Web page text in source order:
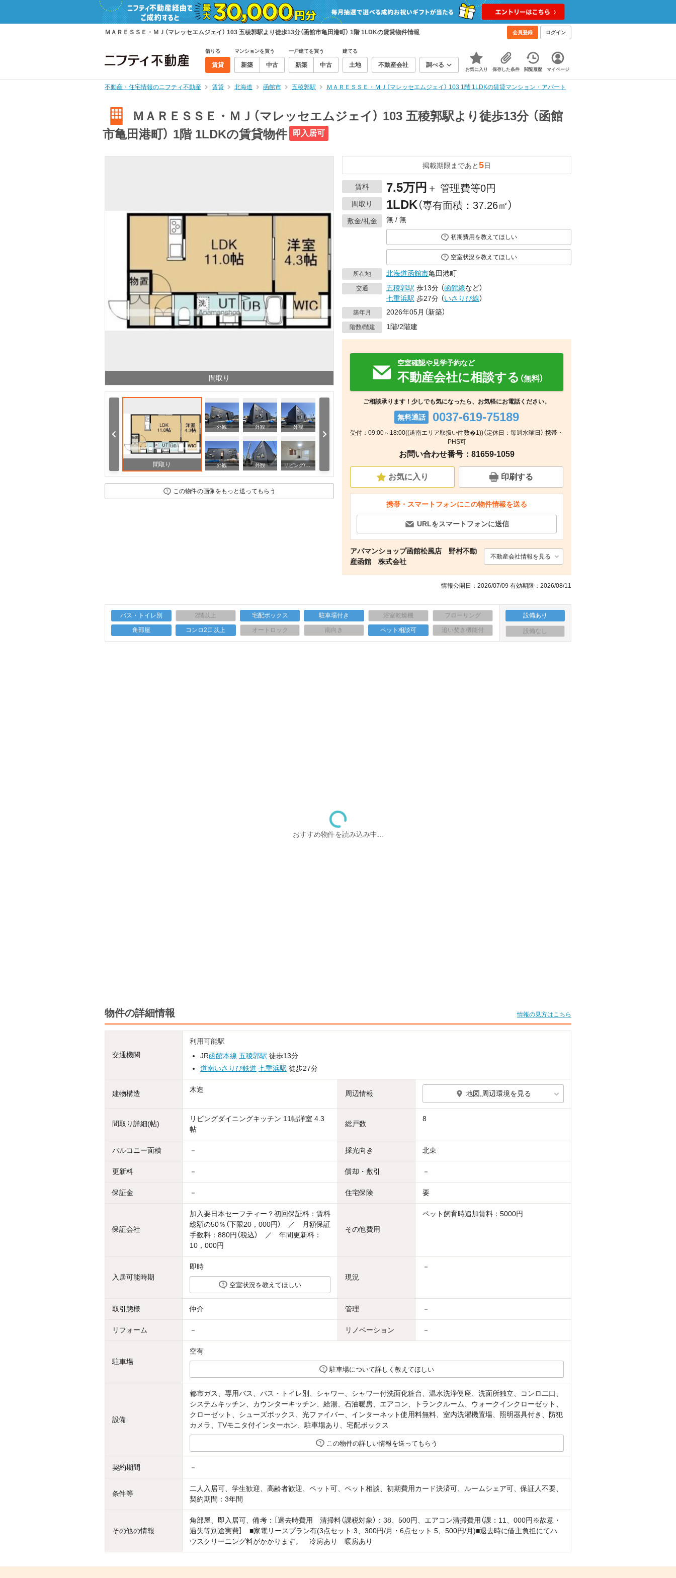
ＭＡＲＥＳＳＥ・ＭＪ（マレッセエムジェイ） 103 五稜郭駅より徒歩13分（函館市亀田港町） 1階 1LDKの賃貸物件情報 会員登録 ログイン
借りる
賃貸
マンションを買う
新築 中古
一戸建てを買う
新築 中古
建てる
土地 不動産会社 調べる
お気に入り 保存した条件 閲覧履歴 マイページ
不動産・住宅情報のニフティ不動産 賃貸 北海道 函館市 五稜郭駅 ＭＡＲＥＳＳＥ・ＭＪ（マレッセエムジェイ） 103 1階 1LDKの賃貸マンション・アパート
ＭＡＲＥＳＳＥ・ＭＪ（マレッセエムジェイ） 103 五稜郭駅より徒歩13分 （函館
市亀田港町） 1階 1LDKの賃貸物件
即入居可
間取り
間取り
外観 外観 外観
外観 外観 リビング/ダイニング
この物件の画像をもっと送ってもらう
掲載期限まであと5日
賃料 7.5万円 ＋ 管理費等0円
間取り 1LDK（専有面積：37.26㎡）
敷金/礼金 無 / 無
初期費用を教えてほしい
空室状況を教えてほしい
所在地 北海道函館市亀田港町
交通 五稜郭駅 歩13分 （函館線など）
七重浜駅 歩27分 （いさりび線）
築年月 2026年05月（新築）
階数/階建 1階/2階建
空室確認や見学予約など
不動産会社に相談する （無料）
ご相談承ります！少しでも気になったら、お気軽にお電話ください。
無料通話 0037-619-75189
受付：09:00～18:00((道南エリア取扱い件数�1))（定休日：毎週水曜日） 携帯・
PHS可
お問い合わせ番号：81659-1059
お気に入り 印刷する
携帯・スマートフォンにこの物件情報を送る
URLをスマートフォンに送信
アパマンショップ函館松風店 野村不動
産函館 株式会社
不動産会社情報を見る
情報公開日：2026/07/09 有効期限：2026/08/11
バス・トイレ別 2階以上 宅配ボックス 駐車場付き 浴室乾燥機 フローリング
角部屋 コンロ2口以上 オートロック 南向き ペット相談可 追い焚き機能付
設備あり
設備なし
おすすめ物件を読み込み中...
物件の詳細情報 情報の見方はこちら
交通機関
利用可能駅
JR函館本線 五稜郭駅 徒歩13分
道南いさりび鉄道 七重浜駅 徒歩27分
建物構造 木造 周辺情報 地図,周辺環境を見る
間取り詳細(帖)
リビングダイニングキッチン 11帖洋室 4.3
帖
総戸数
8
バルコニー面積 － 採光向き 北東
更新料 － 償却・敷引 －
保証金 － 住宅保険 要
保証会社
加入要日本セーフティー？初回保証料：賃料
総額の50％（下限20，000円） ／ 月額保証
手数料：880円（税込） ／ 年間更新料：
10，000円
その他費用
ペット飼育時追加賃料：5000円
入居可能時期
即時
空室状況を教えてほしい
現況
－
取引態様 仲介 管理 －
リフォーム － リノベーション －
駐車場
空有
駐車場について詳しく教えてほしい
設備
都市ガス、専用バス、バス・トイレ別、シャワー、シャワー付洗面化粧台、温水洗浄便座、洗面所独立、コンロ二口、
システムキッチン、カウンターキッチン、給湯、石油暖房、エアコン、トランクルーム、ウォークインクローゼット、
クローゼット、シューズボックス、光ファイバー、インターネット使用料無料、室内洗濯機置場、照明器具付き、防犯
カメラ、TVモニタ付インターホン、駐車場あり、宅配ボックス
この物件の詳しい情報を送ってもらう
契約期間 －
条件等
二人入居可、学生歓迎、高齢者歓迎、ペット可、ペット相談、初期費用カード決済可、ルームシェア可、保証人不要、
契約期間：3年間
その他の情報
角部屋、即入居可、備考：［退去時費用 清掃料（課税対象）：38、500円、エアコン清掃費用（課：11、000円※故意・
過失等別途実費］ ■家電リースプラン有(3点セット:3、300円/月・6点セット:5、500円/月)■退去時に借主負担にてハ
ウスクリーニング料がかかります。 冷房あり 暖房あり